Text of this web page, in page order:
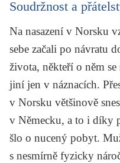
Soudržnost a
Na nasazení v Norsku
sebe začali po návratu
života, někteří o něm
jiní jen v náznacích.
v Norsku většinově
v Německu, a to i díky
šlo o nucený pobyt.
s nesmírně fyzicky